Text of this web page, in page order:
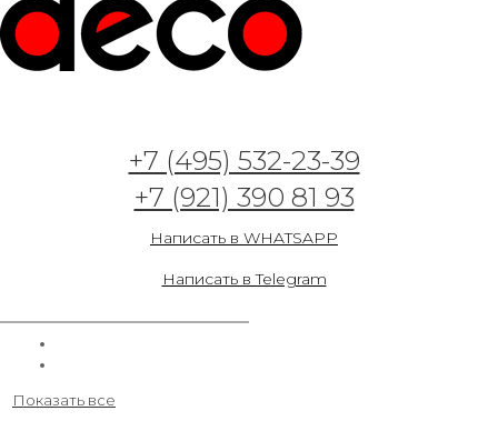
+7 (495) 532-23-39
+7 (921) 390 81 93
Написать в WHATSAPP
Написать в Telegram
— Арт. 4312
14.05.2023
Фотообои и фрески — Акварельный пейзаж
Показать все